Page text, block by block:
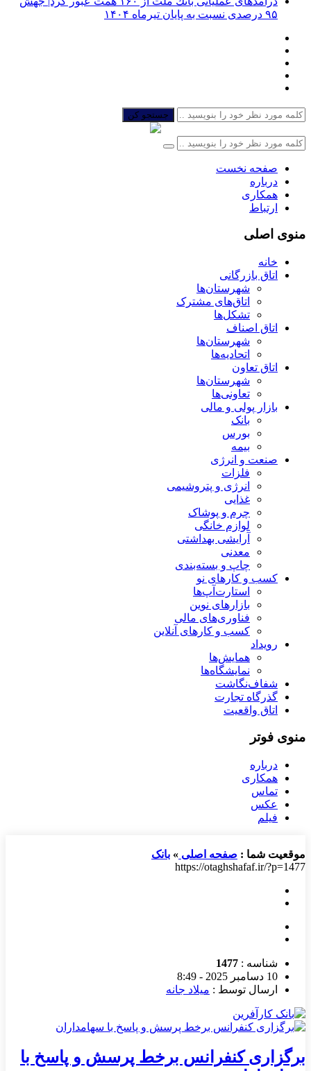
۹۵ درصدی نسبت به پایان تیرماه ۱۴۰۴
جستجو کن
صفحه نخست
درباره
همکاری
ارتباط
منوی اصلی
خانه
اتاق بازرگانی
شهرستان‌ها
اتاق‌های مشترک
تشکل‌ها
اتاق اصناف
شهرستان‌ها
اتحادیه‌ها
اتاق تعاون
شهرستان‌ها
تعاونی‌ها
بازار پولی و مالی
بانک
بورس
بیمه
صنعت و انرژی
فلزات
انرژی و پتروشیمی
غذایی
چرم و پوشاک
لوازم خانگی
آرایشی بهداشتی
معدنی
چاپ و بسته‌بندی
کسب و کارهای نو
استارت‌آپ‌ها
بازارهای نوین
فناوری‌های مالی
کسب و کارهای آنلاین
رویداد
همایش‌ها
نمایشگاه‌ها
شفاف‌نگاشت
گذرگاه تجارت
اتاق واقعیت
منوی فوتر
درباره
همکاری
تماس
عکس
فیلم
موقعیت شما : صفحه اصلی » بانک
https://otaghshafaf.ir/?p=1477
شناسه : 1477
10 دسامبر 2025 - 8:49
ارسال توسط : میلاد جانه
برگزاری کنفرانس برخط پرسش و پاسخ با